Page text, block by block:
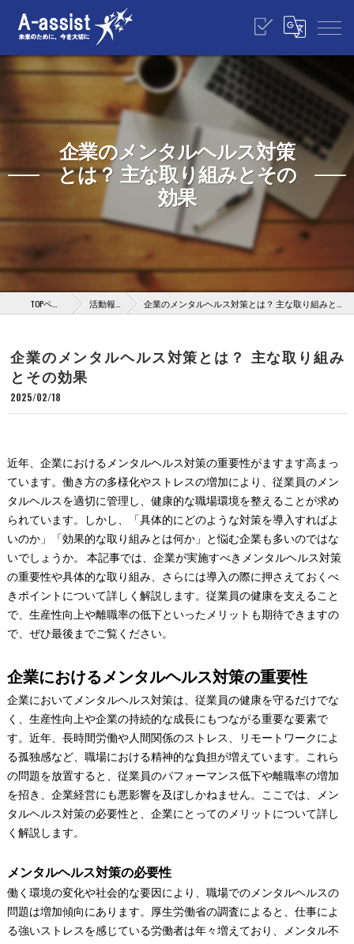
企業のメンタルヘルス対策
とは？ 主な取り組みとその
効果
TOPページ 活動報告 企業のメンタルヘルス対策とは？ 主な取り組みとその効果
企業のメンタルヘルス対策とは？ 主な取り組み
とその効果
2025/02/18
近年、企業におけるメンタルヘルス対策の重要性がますます高まっ
ています。働き方の多様化やストレスの増加により、従業員のメン
タルヘルスを適切に管理し、健康的な職場環境を整えることが求め
られています。しかし、「具体的にどのような対策を導入すればよ
いのか」「効果的な取り組みとは何か」と悩む企業も多いのではな
いでしょうか。 本記事では、企業が実施すべきメンタルヘルス対策
の重要性や具体的な取り組み、さらには導入の際に押さえておくべ
きポイントについて詳しく解説します。従業員の健康を支えること
で、生産性向上や離職率の低下といったメリットも期待できますの
で、ぜひ最後までご覧ください。
企業におけるメンタルヘルス対策の重要性
企業においてメンタルヘルス対策は、従業員の健康を守るだけでな
く、生産性向上や企業の持続的な成長にもつながる重要な要素で
す。近年、長時間労働や人間関係のストレス、リモートワークによ
る孤独感など、職場における精神的な負担が増えています。これら
の問題を放置すると、従業員のパフォーマンス低下や離職率の増加
を招き、企業経営にも悪影響を及ぼしかねません。ここでは、メン
タルヘルス対策の必要性と、企業にとってのメリットについて詳し
く解説します。
メンタルヘルス対策の必要性
働く環境の変化や社会的な要因により、職場でのメンタルヘルスの
問題は増加傾向にあります。厚生労働省の調査によると、仕事によ
る強いストレスを感じている労働者は年々増えており、メンタル不